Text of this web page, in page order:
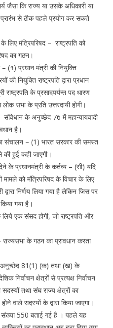
जैसा कि राज्य या उसके अधिकारी या
प्रारंभ से ठीक पहले प्रयोग कर सकते
मंत्रिपरिषद – राष्ट्रपति को
का गठन।
(१) प्रधान मंत्री की नियुक्ति
की नियुक्ति राष्ट्रपति द्वारा प्रधान
के प्रसादपर्यन्त पद धारण
सभा के प्रति उत्तरदायी होगी।
संविधान के अनुच्छेद 76 में महान्यायवादी
है।
संचालन – (1) भारत सरकार की समस्त
की हुई कही जाएगी।
के प्रधानमंत्री के कर्तव्य – (सी) यदि
मामले को मंत्रिपरिषद के विचार के लिए
निर्णय लिया गया है लेकिन जिस पर
गया है।
एक संसद होगी, जो राष्ट्रपति और
के गठन का प्रावधान करता
अनुच्छेद 81(1) (क) तथा (ख) के
निर्वाचन क्षेत्रों से प्रत्यक्ष निर्वाचन
तथा संघ राज्य क्षेत्रों का
वाले सदस्यों के द्वारा किया जाएगा।
550 बताई गई है । पहले यह